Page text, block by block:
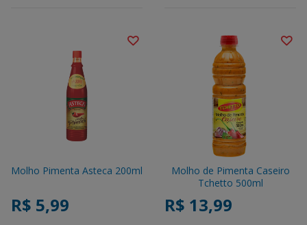
Molho Pimenta Asteca 200ml
R$ 5,99
Molho de Pimenta Caseiro
Tchetto 500ml
R$ 13,99